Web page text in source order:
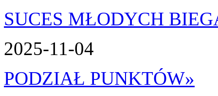
SUCES MŁODYCH
2025-11-04
PODZIAŁ PUNKTÓW»